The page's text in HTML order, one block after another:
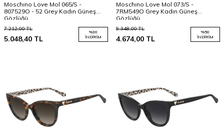
Moschıno Love Mol 065/S -
807529O - 52 Grey Kadın Güneş
Gözlüğü
7.212,00TL
5.048,40 TL
%30
İNDIRIM
Moschıno Love Mol 073/S -
7RM549O Grey Kadın Güneş
Gözlüğü
9.348,00TL
4.674,00 TL
%50
İNDIRIM